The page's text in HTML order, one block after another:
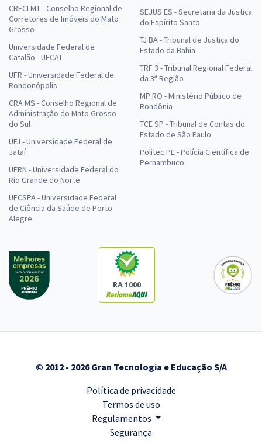
CRECI MT - Conselho Regional de
Corretores de Imóveis do Mato
Grosso
Universidade Federal de
Catalão - UFCAT
UFR - Universidade Federal de
Rondonópolis
CRA MS - Conselho Regional de
Administração do Mato Grosso
do Sul
UFJ - Universidade Federal de
Jataí
UFRN - Universidade Federal do
Rio Grande do Norte
UFCSPA - Universidade Federal
de Ciência da Saúde de Porto
Alegre
SEJUS ES - Secretaria da Justiça
do Espírito Santo
TJ BA - Tribunal de Justiça do
Estado da Bahia
TRF 3 - Tribunal Regional Federal
da 3ª Região
MP RO - Ministério Público de
Rondônia
TCE SP - Tribunal de Contas do
Estado de São Paulo
Politec PE - Polícia Científica de
Pernambuco
RA 1000
© 2012 - 2026 Gran Tecnologia e Educação S/A
Política de privacidade
Termos de uso
Regulamentos
Segurança